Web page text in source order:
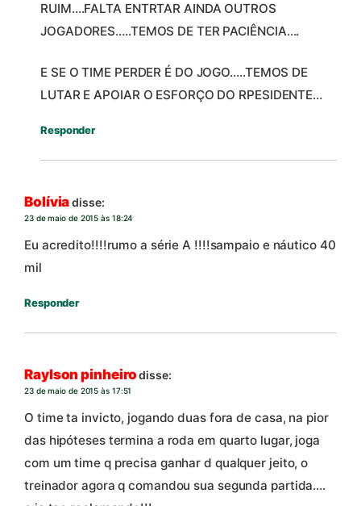
RUIM….FALTA ENTRTAR AINDA OUTROS
JOGADORES…..TEMOS DE TER PACIÊNCIA….
E SE O TIME PERDER É DO JOGO…..TEMOS DE
LUTAR E APOIAR O ESFORÇO DO RPESIDENTE…
Responder
Bolíviadisse:
23 de maio de 2015 às 18:24
Eu acredito!!!!rumo a série A !!!!sampaio e náutico 40
mil
Responder
Raylson pinheirodisse:
23 de maio de 2015 às 17:51
O time ta invicto, jogando duas fora de casa, na pior
das hipóteses termina a roda em quarto lugar, joga
com um time q precisa ganhar d qualquer jeito, o
treinador agora q comandou sua segunda partida….